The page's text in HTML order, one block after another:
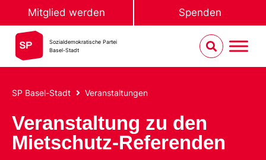
Mitglied werden Spenden
Sozialdemokratische Partei
Basel-Stadt
SP Basel-Stadt Veranstaltungen
Veranstaltung zu den
Mietschutz-Referenden